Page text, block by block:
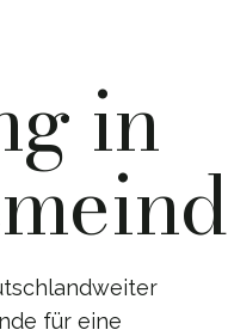
in
für eine